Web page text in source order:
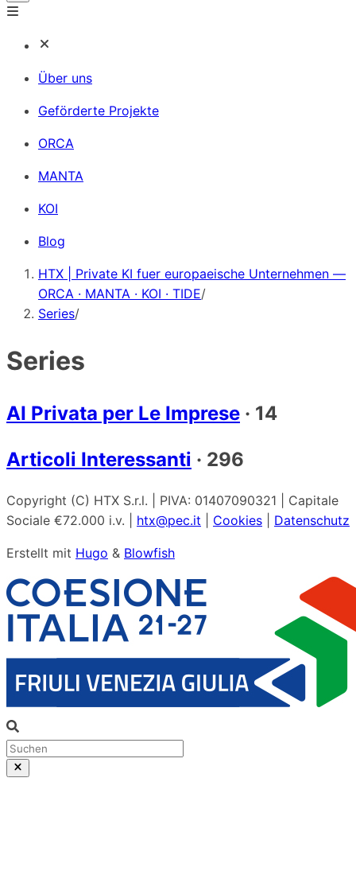
Über uns
Geförderte Projekte
ORCA
MANTA
KOI
Blog
HTX | Private KI fuer europaeische Unternehmen —
ORCA · MANTA · KOI · TIDE/
Series/
Series
AI Privata per Le Imprese · 14
Articoli Interessanti · 296
Copyright (C) HTX S.r.l. | PIVA: 01407090321 | Capitale
Sociale €72.000 i.v. | htx@pec.it Cookies Datenschutz
Erstellt mit Hugo & Blowfish